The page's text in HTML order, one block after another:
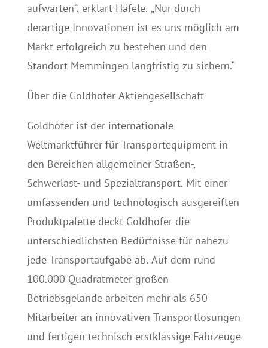
aufwarten“, erklärt Häfele. „Nur durch
derartige Innovationen ist es uns möglich am
Markt erfolgreich zu bestehen und den
Standort Memmingen langfristig zu sichern.“
Über die Goldhofer Aktiengesellschaft
Goldhofer ist der internationale
Weltmarktführer für Transportequipment in
den Bereichen allgemeiner Straßen-,
Schwerlast- und Spezialtransport. Mit einer
umfassenden und technologisch ausgereiften
Produktpalette deckt Goldhofer die
unterschiedlichsten Bedürfnisse für nahezu
jede Transportaufgabe ab. Auf dem rund
100.000 Quadratmeter großen
Betriebsgelände arbeiten mehr als 650
Mitarbeiter an innovativen Transportlösungen
und fertigen technisch erstklassige Fahrzeuge